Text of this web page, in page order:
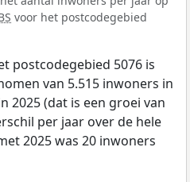
voor het postcodegebied
postcodegebied 5076 is
van 5.515 inwoners in
2025 (dat is een groei van
per jaar over de hele
2025 was 20 inwoners